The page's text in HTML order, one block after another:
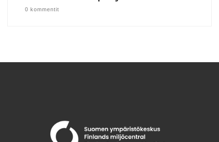
0 kommentit